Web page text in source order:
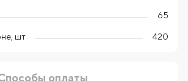
65
шт 420
оплаты